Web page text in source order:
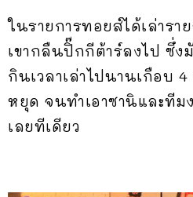
ในรายการทอยส์ได้เล่ารา
เขากลืนปิ๊กกีต้าร์ลงไป ซึ่ง
กินเวลาเล่าไปนานเกือบ
หยุด จนทำเอาซานิและที
เลยทีเดียว